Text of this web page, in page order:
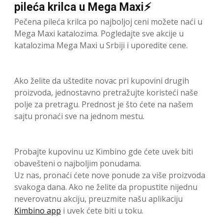
pileća krilca u Mega Maxi⚡
Pečena pileća krilca po najboljoj ceni možete naći u
Mega Maxi katalozima. Pogledajte sve akcije u
katalozima Mega Maxi u Srbiji i uporedite cene.
Ako želite da uštedite novac pri kupovini drugih
proizvoda, jednostavno pretražujte koristeći naše
polje za pretragu. Prednost je što ćete na našem
sajtu pronaći sve na jednom mestu.
Probajte kupovinu uz Kimbino gde ćete uvek biti
obavešteni o najboljim ponudama.
Uz nas, pronaći ćete nove ponude za više proizvoda
svakoga dana. Ako ne želite da propustite nijednu
neverovatnu akciju, preuzmite našu aplikaciju
Kimbino app i uvek ćete biti u toku.